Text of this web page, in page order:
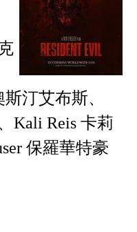
汀艾布斯、
Kali Reis 卡莉
保羅華特豪